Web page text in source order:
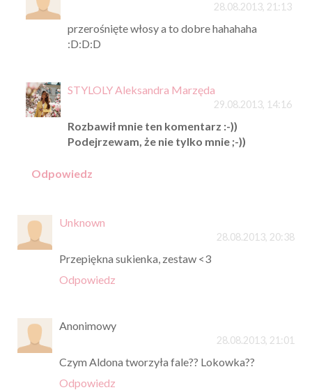
28.08.2013, 21:13
przerośnięte włosy a to dobre hahahaha
:D:D:D
STYLOLY Aleksandra Marzęda
29.08.2013, 14:16
Rozbawił mnie ten komentarz :-))
Podejrzewam, że nie tylko mnie ;-))
Odpowiedz
Unknown
28.08.2013, 20:38
Przepiękna sukienka, zestaw <3
Odpowiedz
Anonimowy
28.08.2013, 21:01
Czym Aldona tworzyła fale?? Lokowka??
Odpowiedz